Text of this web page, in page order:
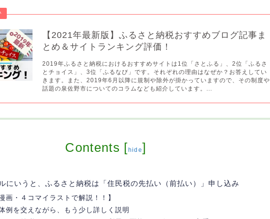
【2021年最新版】ふるさと納税おすすめブログ記事ま
とめ＆サイトランキング評価！
2019年ふるさと納税におけるおすすめサイトは1位「さとふる」、2位「ふるさ
とチョイス」、3位「ふるなび」です。それぞれの理由はなぜか？お答えしてい
きます。また、2019年6月以降に規制や除外が掛かっていますので、その制度や
話題の泉佐野市についてのコラムなども紹介しています。...
Contents [hide]
にいうと、ふるさと納税は「住民税の先払い（前払い）」申し込み
漫画・４コマイラストで解説！！】
例を交えながら、もう少し詳しく説明